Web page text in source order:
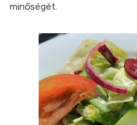
minőségét.